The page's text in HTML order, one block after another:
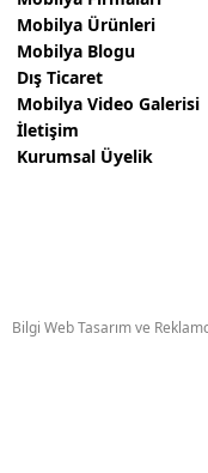
Mobilya Ürünleri
Mobilya Blogu
Dış Ticaret
Mobilya Video Galerisi
İletişim
Kurumsal Üyelik
Bilgi Web Tasarım ve